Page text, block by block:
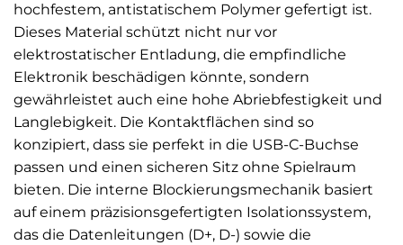
hochfestem, antistatischem Polymer gefertigt ist.
Dieses Material schützt nicht nur vor
elektrostatischer Entladung, die empfindliche
Elektronik beschädigen könnte, sondern
gewährleistet auch eine hohe Abriebfestigkeit und
Langlebigkeit. Die Kontaktflächen sind so
konzipiert, dass sie perfekt in die USB-C-Buchse
passen und einen sicheren Sitz ohne Spielraum
bieten. Die interne Blockierungsmechanik basiert
auf einem präzisionsgefertigten Isolationssystem,
das die Datenleitungen (D+, D-) sowie die